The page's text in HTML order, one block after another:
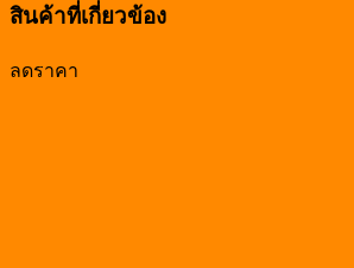
สินค้าที่เกี่ยวข้อง
ลดราคา